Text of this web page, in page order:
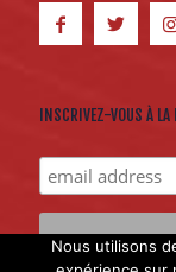
INSCRIVEZ-VOUS À LA
Nous utilisons